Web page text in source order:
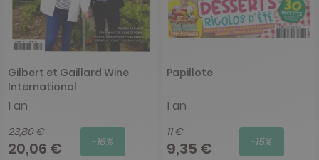
Gilbert et Gaillard Wine
International
1 an
23,80 €
20,06 € -16%
Papillote
1 an
11 €
9,35 € -15%